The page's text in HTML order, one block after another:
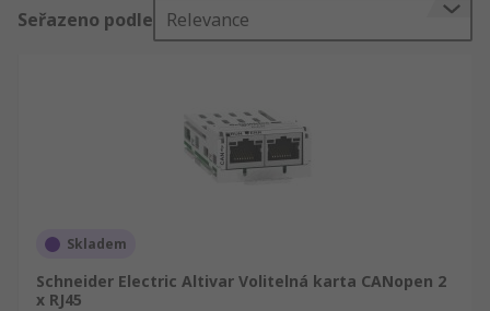
Seřazeno podle Relevance
Skladem
Schneider Electric Altivar Volitelná karta CANopen 2
x RJ45